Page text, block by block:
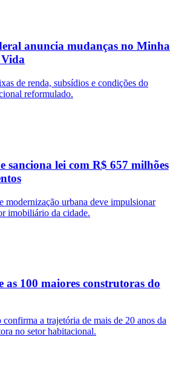
anuncia mudanças no Minha
de renda, subsídios e condições do
reformulado.
sanciona lei com R$ 657 milhões
modernização urbana deve impulsionar
imobiliário da cidade.
as 100 maiores construtoras do
a trajetória de mais de 20 anos da
no setor habitacional.